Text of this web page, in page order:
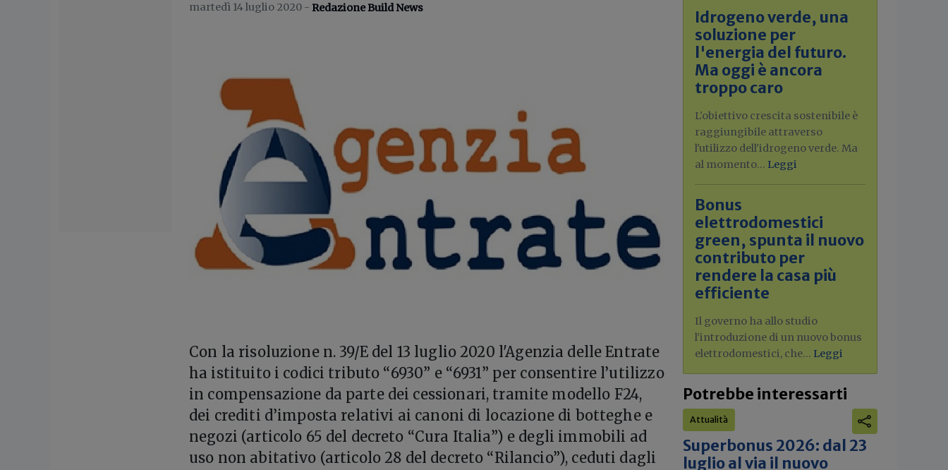
martedì 14 luglio 2020 - Redazione Build News
Con la risoluzione n. 39/E del 13 luglio 2020 l'Agenzia delle Entrate
ha istituito i codici tributo “6930” e “6931” per consentire l’utilizzo
in compensazione da parte dei cessionari, tramite modello F24,
dei crediti d’imposta relativi ai canoni di locazione di botteghe e
negozi (articolo 65 del decreto “Cura Italia”) e degli immobili ad
uso non abitativo (articolo 28 del decreto “Rilancio”), ceduti dagli
Idrogeno verde, una
soluzione per
l'energia del futuro.
Ma oggi è ancora
troppo caro
L'obiettivo crescita sostenibile è
raggiungibile attraverso
l'utilizzo dell'idrogeno verde. Ma
al momento... Leggi
Bonus
elettrodomestici
green, spunta il nuovo
contributo per
rendere la casa più
efficiente
Il governo ha allo studio
l'introduzione di un nuovo bonus
elettrodomestici, che... Leggi
Potrebbe interessarti
Attualità
Superbonus 2026: dal 23
luglio al via il nuovo